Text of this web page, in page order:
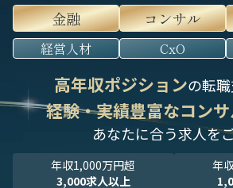
金融
コンサル
経営人材 CxO
高年収ポジションの転
経験・実績豊富なコン
あなたに合う求人を
年収1,000万円超
3,000求人以上
年